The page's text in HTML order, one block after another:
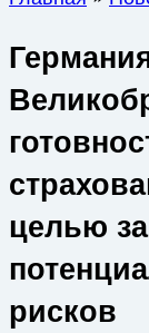
целью
рисков